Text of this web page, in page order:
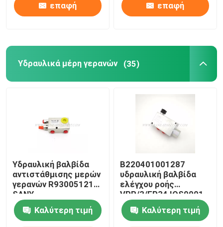
Ζητήστε ένα απόσπασμα
Μέρη συστημάτων προσγείωσης γερανών
Μέρη μηχανών γερανών
Φίλτρο Sany
επαφή επαφή
Υδραυλικά μέρη γερανών (35)
Υδραυλική βαλβίδα
αντιστάθμισης μερών
γερανών R930051212
SANY
Καλύτερη τιμή
B220401001287
υδραυλική βαλβίδα
ελέγχου ροής
VPR/3/EP34 IOS9001
Καλύτερη τιμή